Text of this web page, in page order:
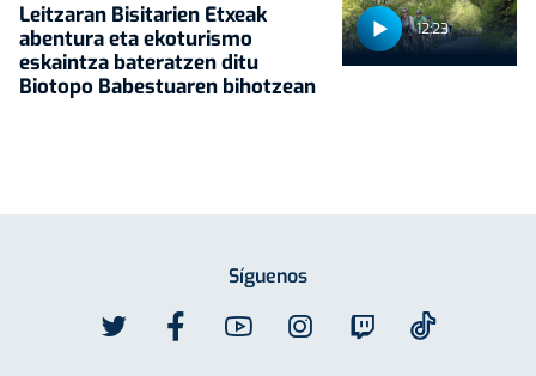
12:23
Leitzaran Bisitarien Etxeak
abentura eta ekoturismo
eskaintza bateratzen ditu
Biotopo Babestuaren bihotzean
Síguenos